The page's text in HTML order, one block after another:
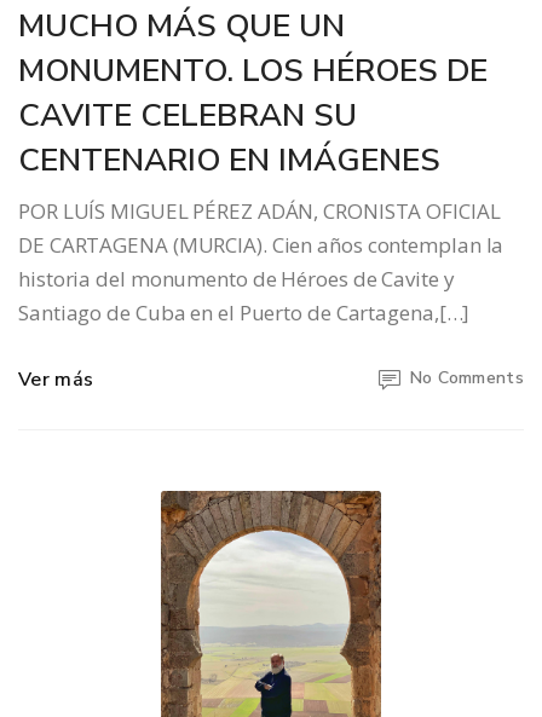
MUCHO MÁS QUE UN
MONUMENTO. LOS HÉROES DE
CAVITE CELEBRAN SU
CENTENARIO EN IMÁGENES
POR LUÍS MIGUEL PÉREZ ADÁN, CRONISTA OFICIAL
DE CARTAGENA (MURCIA). Cien años contemplan la
historia del monumento de Héroes de Cavite y
Santiago de Cuba en el Puerto de Cartagena,[…]
Ver más No Comments